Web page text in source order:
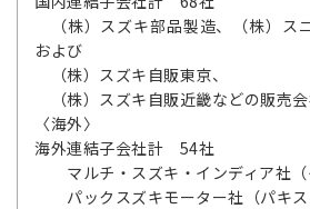
（株）スズキ部品製造、（株）ス
および
（株）スズキ自販東京、
（株）スズキ自販近畿などの販売
〈海外〉
海外連結子会社計 54社
マルチ・スズキ・インディア社（
パックスズキモーター社（パキス